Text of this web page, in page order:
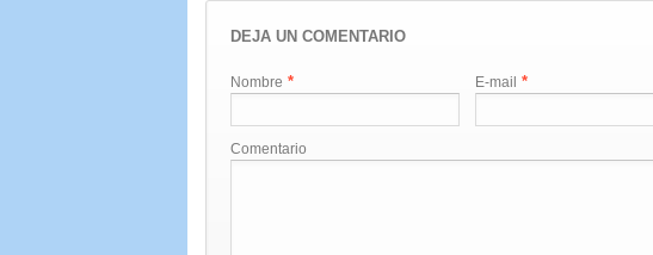
DEJA UN COMENTARIO
Nombre * E-mail *
Comentario